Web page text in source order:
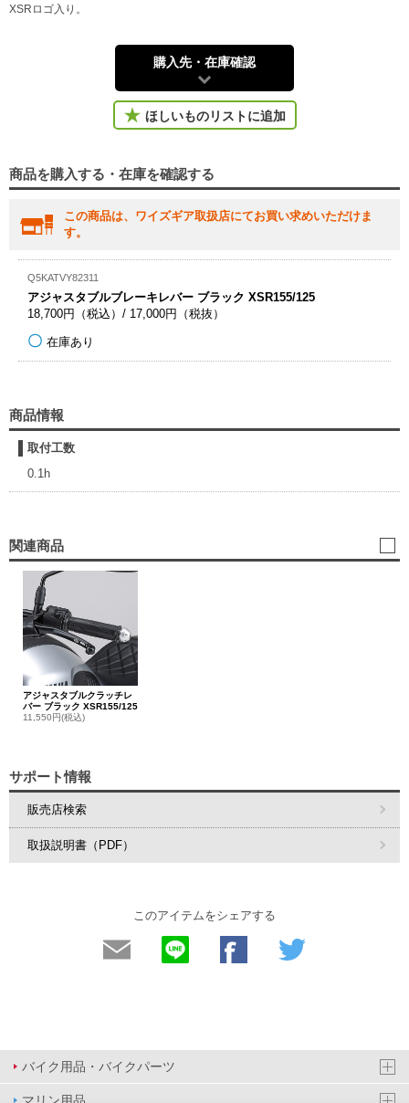
XSRロゴ入り。
購入先・在庫確認
ほしいものリストに追加
商品を購入する・在庫を確認する
この商品は、ワイズギア取扱店にてお買い求めいただけま
す。
Q5KATVY82311
アジャスタブルブレーキレバー ブラック XSR155/125
18,700円（税込）/ 17,000円（税抜）
在庫あり
商品情報
取付工数
0.1h
関連商品
アジャスタブルクラッチレ
バー ブラック XSR155/125
11,550円(税込)
サポート情報
販売店検索
取扱説明書（PDF）
このアイテムをシェアする
バイク用品・バイクパーツ
マリン用品